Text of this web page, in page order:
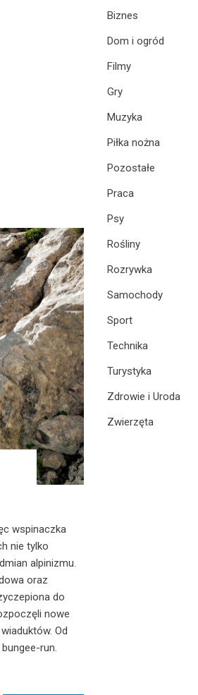
wspinaczka
nie tylko
alpinizmu.
oraz
do
nowe
Od
run.
Biznes
Dom i ogród
Filmy
Gry
Muzyka
Piłka nożna
Pozostałe
Praca
Psy
Rośliny
Rozrywka
Samochody
Sport
Technika
Turystyka
Zdrowie i Uroda
Zwierzęta